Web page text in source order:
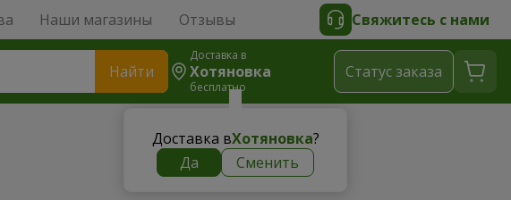
Наши магазины Отзывы Свяжитесь с нами
Найти
Доставка в
Хотяновка
бесплатно
Доставка вХотяновка?
Да
Сменить
Cтатус заказа